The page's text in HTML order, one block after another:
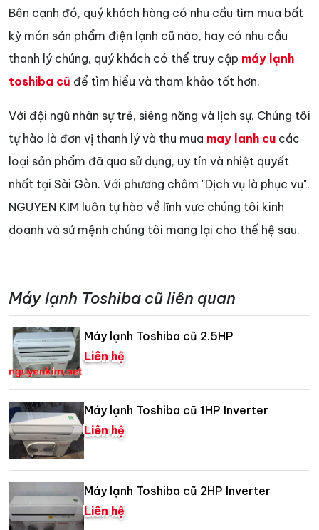
Bên cạnh đó, quý khách hàng có nhu cầu tìm mua bất
kỳ món sản phẩm điện lạnh cũ nào, hay có nhu cầu
thanh lý chúng, quý khách có thể truy cập máy lạnh
toshiba cũ để tìm hiểu và tham khảo tốt hơn.
Với đội ngũ nhân sự trẻ, siêng năng và lịch sự. Chúng tôi
tự hào là đơn vị thanh lý và thu mua may lanh cu các
loại sản phẩm đã qua sử dụng, uy tín và nhiệt quyết
nhất tại Sài Gòn. Với phương châm "Dịch vụ là phục vụ".
NGUYEN KIM luôn tự hào về lĩnh vực chúng tôi kinh
doanh và sứ mệnh chúng tôi mang lại cho thế hệ sau.
Máy lạnh Toshiba cũ liên quan
Máy lạnh Toshiba cũ 2.5HP
Liên hệ
Máy lạnh Toshiba cũ 1HP Inverter
Liên hệ
Máy lạnh Toshiba cũ 2HP Inverter
Liên hệ